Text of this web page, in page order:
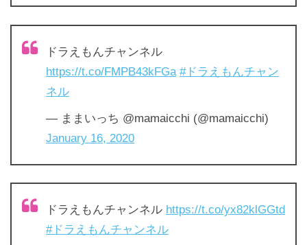
ドラえもんチャンネル
https://t.co/FMPB43kFGa #ドラえもんチャン
ネル
— ままいっち @mamaicchi (@mamaicchi)
January 16, 2020
ドラえもんチャンネル https://t.co/yx82klGGtd
#ドラえもんチャンネル